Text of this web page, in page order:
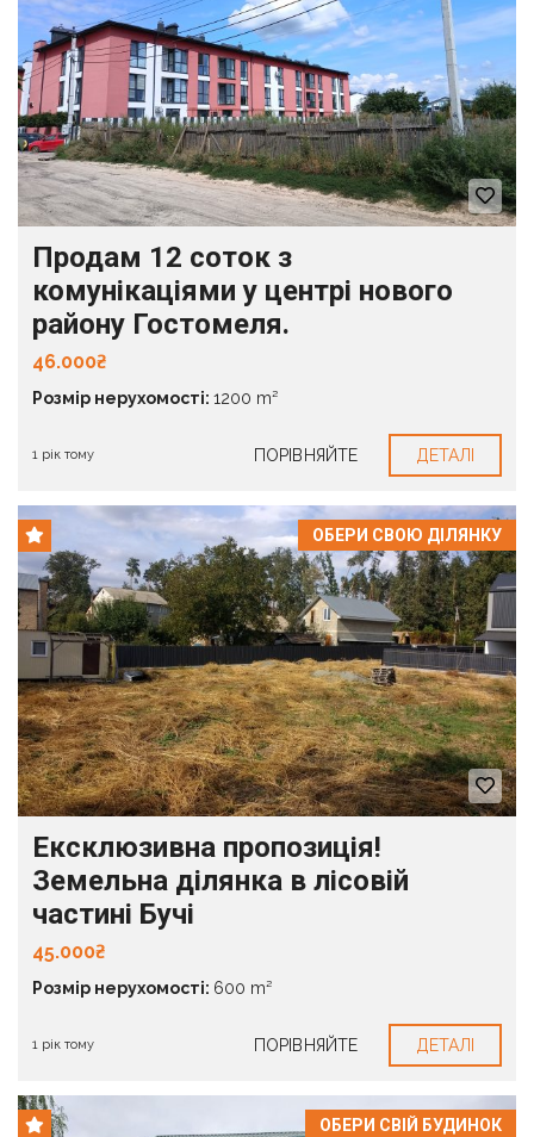
Продам 12 соток з
комунікаціями у центрі нового
району Гостомеля.
46.000₴
Розмір нерухомості: 1200 m²
1 рік тому ПОРІВНЯЙТЕ ДЕТАЛІ
ОБЕРИ СВОЮ ДІЛЯНКУ
Ексклюзивна пропозиція!
Земельна ділянка в лісовій
частині Бучі
45.000₴
Розмір нерухомості: 600 m²
1 рік тому ПОРІВНЯЙТЕ ДЕТАЛІ
ОБЕРИ СВІЙ БУДИНОК